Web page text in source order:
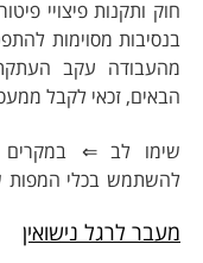
ותקנות פיצויי
מסוימות
עקב העתקת
זכאי לקבל ממעסיקו
לב⇐
במקרים
בכלי המפות
לרגל נישואין